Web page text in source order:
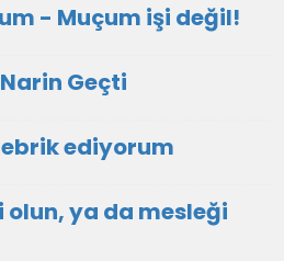
- Muçum işi değil!
Geçti
ediyorum
ya da mesleği